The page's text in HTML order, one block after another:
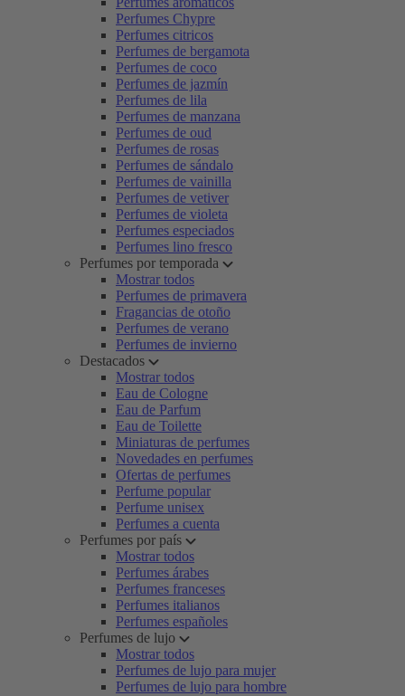
Perfumes Chypre
Perfumes citricos
Perfumes de bergamota
Perfumes de coco
Perfumes de jazmín
Perfumes de lila
Perfumes de manzana
Perfumes de oud
Perfumes de rosas
Perfumes de sándalo
Perfumes de vainilla
Perfumes de vetiver
Perfumes de violeta
Perfumes especiados
Perfumes lino fresco
Perfumes por temporada
Mostrar todos
Perfumes de primavera
Fragancias de otoño
Perfumes de verano
Perfumes de invierno
Destacados
Mostrar todos
Eau de Cologne
Eau de Parfum
Eau de Toilette
Miniaturas de perfumes
Novedades en perfumes
Ofertas de perfumes
Perfume popular
Perfume unisex
Perfumes a cuenta
Perfumes por país
Mostrar todos
Perfumes árabes
Perfumes franceses
Perfumes italianos
Perfumes españoles
Perfumes de lujo
Mostrar todos
Perfumes de lujo para mujer
Perfumes de lujo para hombre